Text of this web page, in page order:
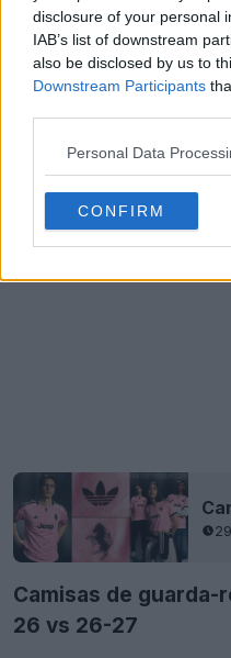
disclosure of your personal
IAB’s list of downstream
also be disclosed by us to
Downstream Participants
Personal Data
CONFIRM
Camisas de
26 vs 26-27